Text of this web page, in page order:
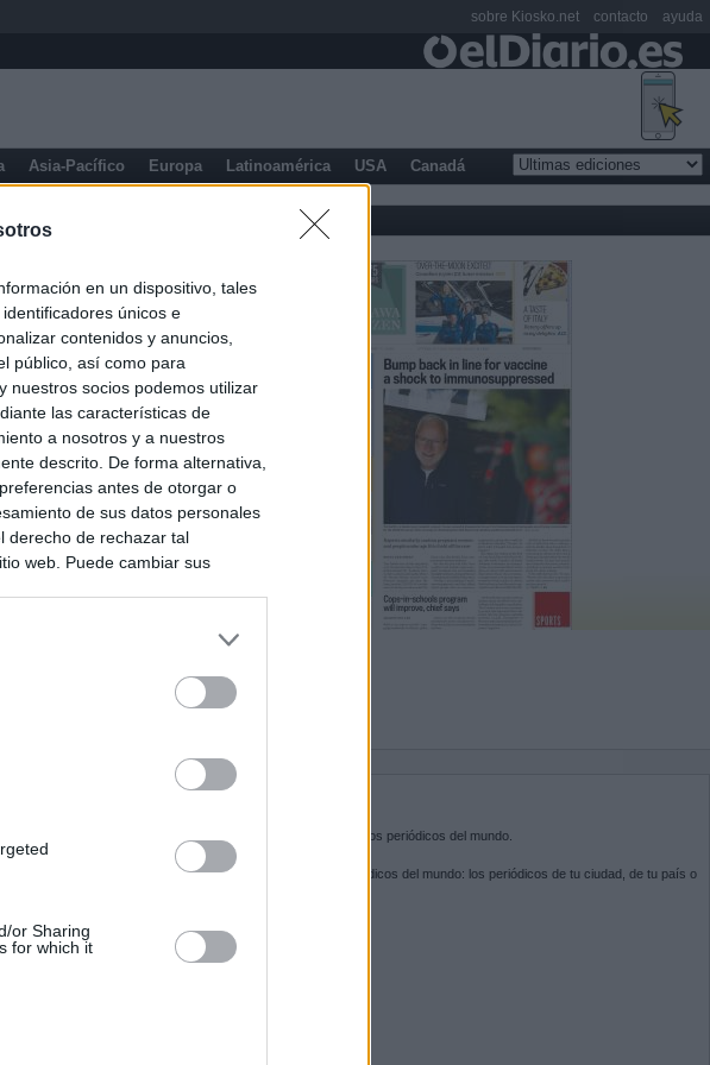
en un dispositivo, tales
únicos e
contenidos y anuncios,
público, así como para
nuestros socios podemos utilizar
las características de
a nosotros y a nuestros
descrito. De forma alternativa,
antes de otorgar o
de sus datos personales
derecho de rechazar tal
web. Puede cambiar sus
or Sharing
for which it
Asia-Pacífico Europa Latinoamérica USA Canadá
de
SOBRE KIOSKO.NET
es la puerta de entrada a los periódicos del mundo.
Navega por las portadas de los periódicos del mundo: los periódicos de tu ciudad, de tu país o
SÍGUENOS
sobre Kiosko.net contacto ayuda